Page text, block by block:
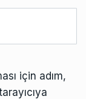
için adım,